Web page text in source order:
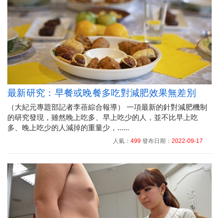
最新研究：早餐或晚餐多吃對減肥效果無差別
（大紀元專題部記者李蓓綜合報導） 一項最新的針對減肥機制
的研究發現，雖然晚上吃多、早上吃少的人，並不比早上吃
多、晚上吃少的人減掉的重量少，......
人氣： 499 發布日期： 2022-09-17